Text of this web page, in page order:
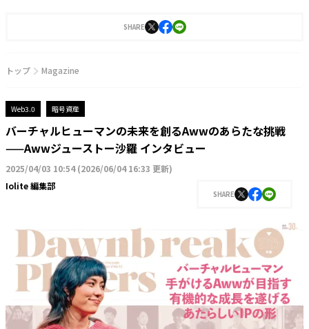
SHARE
トップ Magazine
Web3.0 暗号資産
バーチャルヒューマンの未来を創るAwwのあらたな挑戦
——Awwジューストー沙羅 インタビュー
2025/04/03 10:54(2026/06/04 16:33 更新)
Iolite 編集部
SHARE